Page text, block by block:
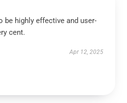
be highly effective and user-
cent.
Apr 12, 2025